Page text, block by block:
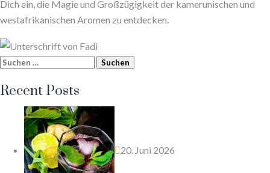
Dich ein, die Magie und Großzügigkeit der kamerunischen und
westafrikanischen Aromen zu entdecken.
Suchen
Recent Posts
20. Juni 2026